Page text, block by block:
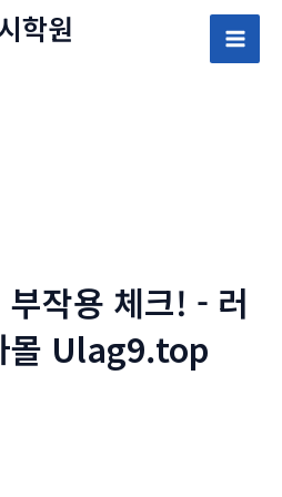
학원
Main
작용 체크! - 러
몰 Ulag9.top